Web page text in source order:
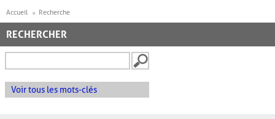
Accueil Recherche
RECHERCHER
Voir tous les mots-clés